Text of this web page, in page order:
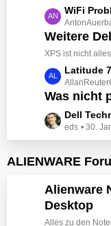
i
r
ä
g
e
z
t
e
B
i
r
ä
g
L
e
t
z
e
B
i
ä
e
WiFi
Weitere
XPS ist nicht
L
e
t
z
t
e
e
t
r
ä
Latitude
Was nicht
L
e
t
z
e
B
e
Dell
eds 30.
ALIENWARE
Alienware
Desktop
Alles zu den